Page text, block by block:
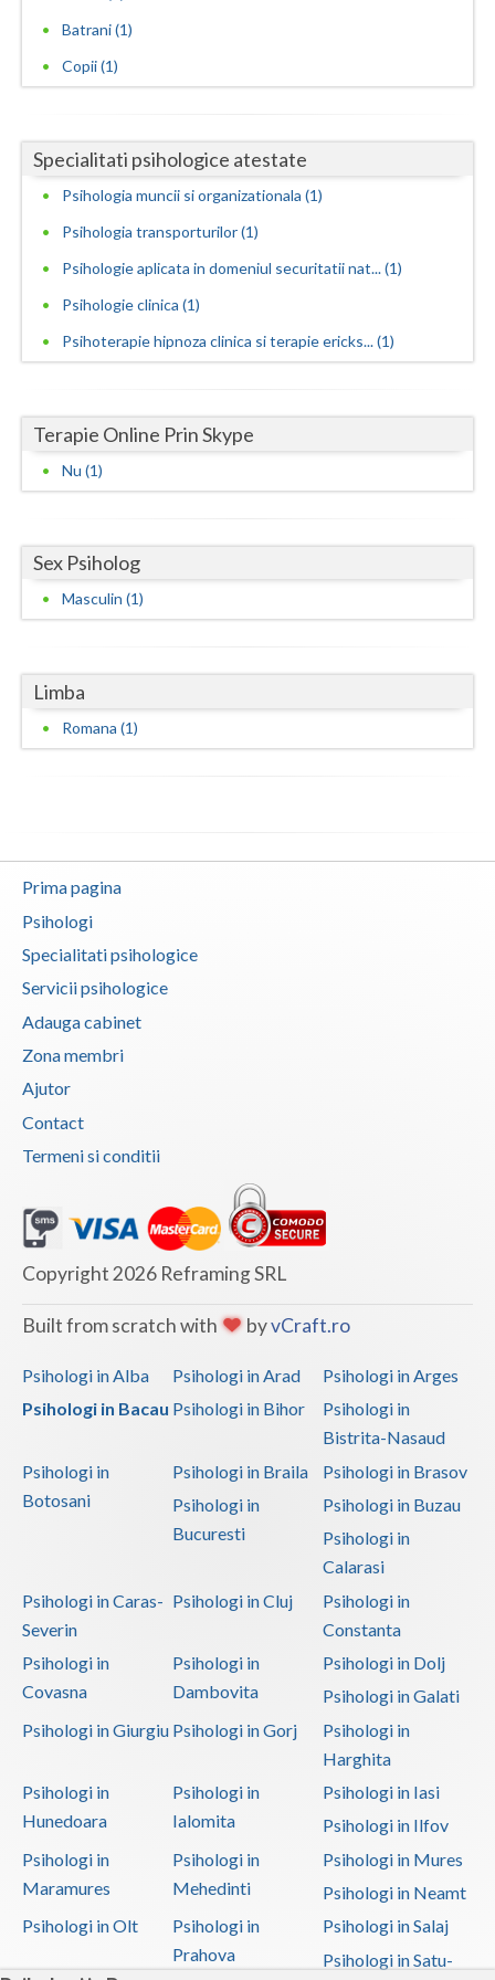
Vaslui
Vrancea
Evaluarea psihologica a personalului in vederea... (1)
Examinare psihologica in vederea autorizarii e... (1)
Examinare si avizare psihologica in vederea obt... (1)
Examinare si avizare psihologica in vederea obt... (1)
Expertiza psihologica clinica (1)
Terapii de scurta durata (1)
Batrani (1)
Copii (1)
Specialitati psihologice atestate
Psihologia muncii si organizationala (1)
Psihologia transporturilor (1)
Psihologie aplicata in domeniul securitatii nat... (1)
Psihologie clinica (1)
Psihoterapie hipnoza clinica si terapie ericks... (1)
Terapie Online Prin Skype
Nu (1)
Sex Psiholog
Masculin (1)
Limba
Romana (1)
Prima pagina
Psihologi
Specialitati psihologice
Servicii psihologice
Adauga cabinet
Zona membri
Ajutor
Contact
Termeni si conditii
Copyright 2026 Reframing SRL
Built from scratch with byvCraft.ro
Psihologi in Alba Psihologi in Arad
Psihologi in Arges
Psihologi in Bacau Psihologi in Bihor
Psihologi in
Bistrita-Nasaud
Psihologi in
Botosani
Psihologi in Braila
Psihologi in Brasov
Psihologi in
Bucuresti
Psihologi in Buzau
Psihologi in
Calarasi
Psihologi in Caras-
Severin
Psihologi in Cluj
Psihologi in
Constanta
Psihologi in
Covasna
Psihologi in
Dambovita
Psihologi in Dolj
Psihologi in Galati
Psihologi in Giurgiu Psihologi in Gorj
Psihologi in
Harghita
Psihologi in
Hunedoara
Psihologi in
Ialomita
Psihologi in Iasi
Psihologi in Ilfov
Psihologi in
Maramures
Psihologi in
Mehedinti
Psihologi in Mures
Psihologi in Neamt
Psihologi in Olt
Psihologi in
Prahova
Psihologi in Salaj
Psihologi in Satu-